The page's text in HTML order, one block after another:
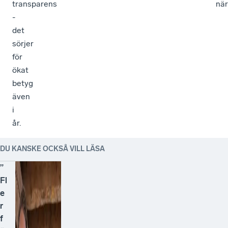
transparens
-
det
sörjer
för
ökat
betyg
även
i
år.
DU KANSKE OCKSÅ VILL LÄSA
”
Fl
e
r
f